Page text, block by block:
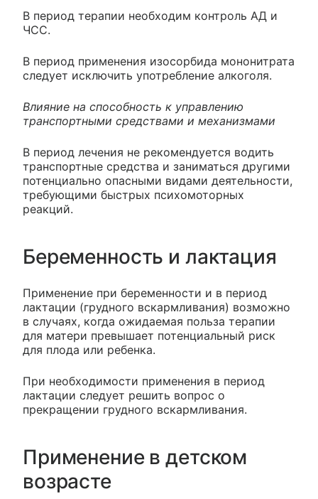
В период терапии необходим контроль АД и
ЧСС.
В период применения изосорбида мононитрата
следует исключить употребление алкоголя.
Влияние на способность к управлению
транспортными средствами и механизмами
В период лечения не рекомендуется водить
транспортные средства и заниматься другими
потенциально опасными видами деятельности,
требующими быстрых психомоторных
реакций.
Беременность и лактация
Применение при беременности и в период
лактации (грудного вскармливания) возможно
в случаях, когда ожидаемая польза терапии
для матери превышает потенциальный риск
для плода или ребенка.
При необходимости применения в период
лактации следует решить вопрос о
прекращении грудного вскармливания.
Применение в детском
возрасте